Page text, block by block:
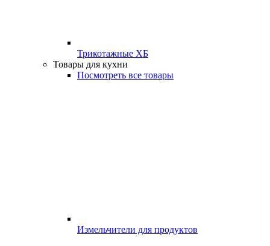
Трикотажные ХБ
Товары для кухни
Посмотреть все товары
Измельчители для продуктов